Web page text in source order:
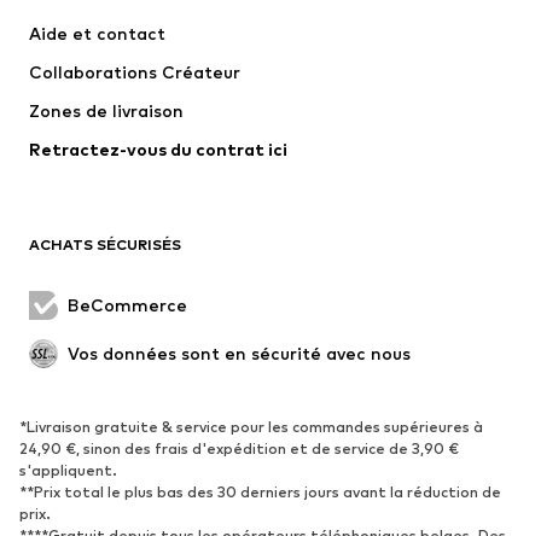
Pantalons
Sous-vêtements
Costumes et vestes classiques
Maillots de bain
Grandes tailles
Nouveautés
Boots et bottes
Baskets
Chaussures ouvertes
Exclusif
SPORT
Vêtements de sport Disciplines sportives
Aide et contact
Collaborations Créateur
Zones de livraison
Retractez-vous du contrat ici
ACHATS SÉCURISÉS
BeCommerce
Vos données sont en sécurité avec nous
*Livraison gratuite & service pour les commandes supérieures à
24,90 €, sinon des frais d'expédition et de service de 3,90 €
s'appliquent.
**Prix total le plus bas des 30 derniers jours avant la réduction de
prix.